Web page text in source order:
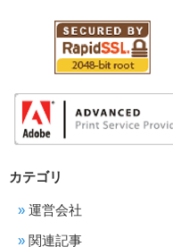
カテゴリ
運営会社
関連記事